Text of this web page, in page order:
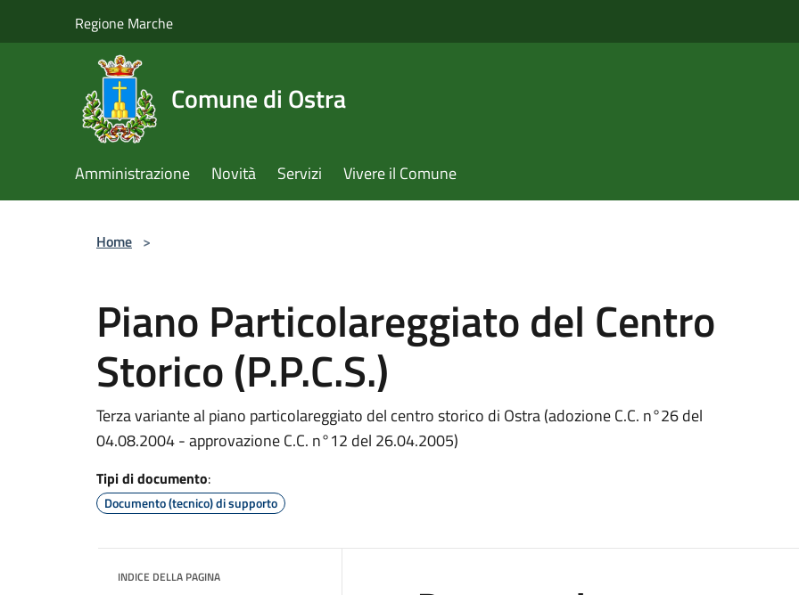
Regione Marche
Comune di Ostra
Amministrazione Novità Servizi Vivere il Comune
Home >
Piano Particolareggiato del Centro
Storico (P.P.C.S.)
Terza variante al piano particolareggiato del centro storico di Ostra (adozione C.C. n°26 del
04.08.2004 - approvazione C.C. n°12 del 26.04.2005)
Tipi di documento:
Documento (tecnico) di supporto
INDICE DELLA PAGINA